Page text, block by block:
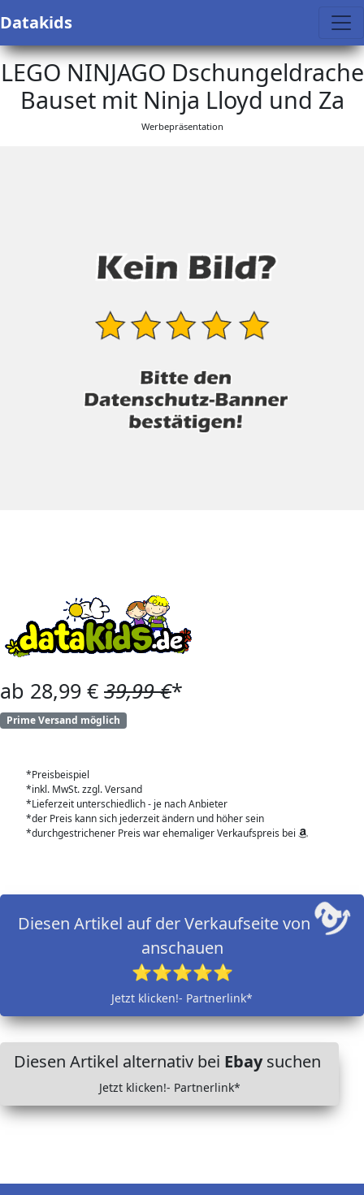
Datakids
LEGO NINJAGO Dschungeldrache
Bauset mit Ninja Lloyd und Za
Werbepräsentation
ab 28,99 € 39,99 €*
Prime Versand möglich
*Preisbeispiel
*inkl. MwSt. zzgl. Versand
*Lieferzeit unterschiedlich - je nach Anbieter
*der Preis kann sich jederzeit ändern und höher sein
*durchgestrichener Preis war ehemaliger Verkaufspreis bei
Diesen Artikel auf der Verkaufseite von
anschauen
⭐⭐⭐⭐⭐
Jetzt klicken!- Partnerlink*
Diesen Artikel alternativ bei Ebaysuchen
Jetzt klicken!- Partnerlink*